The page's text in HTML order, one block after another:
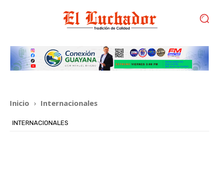
Inicio Internacionales
INTERNACIONALES